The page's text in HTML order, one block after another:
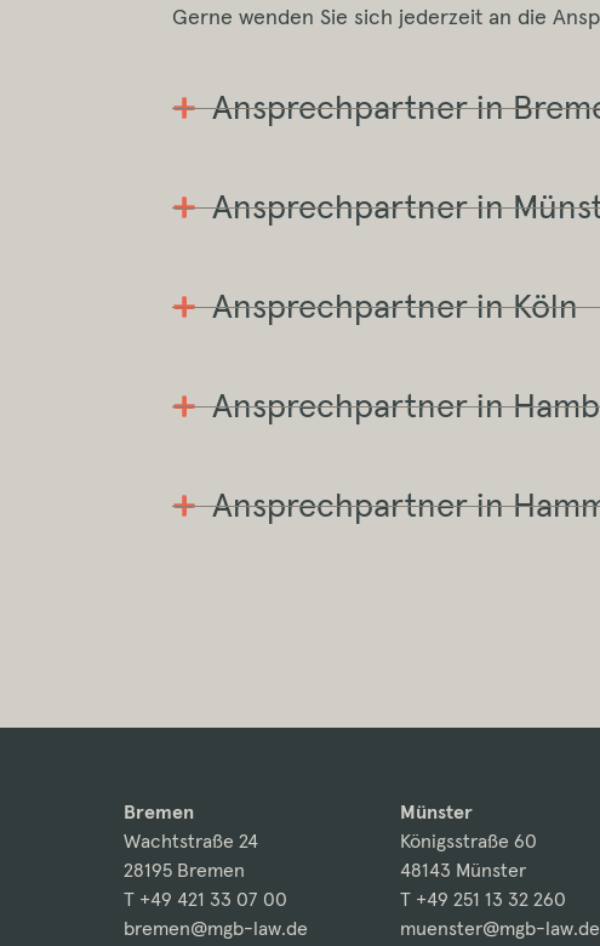
Gerne wenden Sie sich jederzeit an die
Ansprechpartner in
Ansprechpartner in
Ansprechpartner in Köln
Ansprechpartner in
Ansprechpartner in
Bremen
Wachtstraße 24
28195 Bremen
T +49 421 33 07 00
bremen@mgb-law.de
Münster
Königsstraße 60
48143 Münster
T +49 251 13 32 260
muenster@mgb-law.de